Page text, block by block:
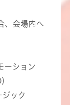
、会場内へ
ーション
ジック